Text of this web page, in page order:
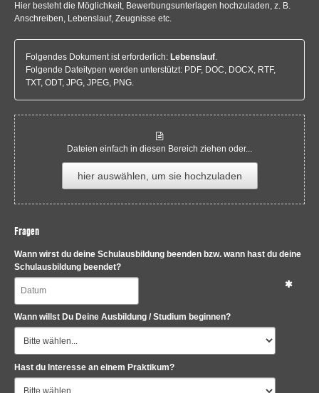
Hier besteht die Möglichkeit, Bewerbungsunterlagen hochzuladen, z. B.
Anschreiben, Lebenslauf, Zeugnisse etc.
Folgendes Dokument ist erforderlich: Lebenslauf.
Folgende Dateitypen werden unterstützt: PDF, DOC, DOCX, RTF,
TXT, ODT, JPG, JPEG, PNG.
Dateien einfach in diesen Bereich ziehen oder...
hier auswählen, um sie hochzuladen
Fragen
Wann wirst du deine Schulausbildung beenden bzw. wann hast du deine
Schulausbildung beendet?
Wann willst Du Deine Ausbildung / Studium beginnen?
Hast du Interesse an einem Praktikum?